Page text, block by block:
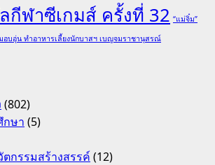
กีฬาซีเกมส์ ครั้งที่ 32 “แม่จิ๋ม”
อบอุ่น ทำอาหารเลี้ยงนักบาสฯ เบญจมราชานุสรณ์
(802)
กษา (5)
ตกรรมสร้างสรรค์(12)